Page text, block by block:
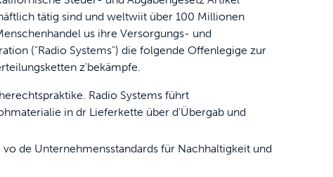
gebaut sind, um zu halten
tätig sind und weltwiit über 100 Millionen
us ihre Versorgungs- und
("Radio Systems") die folgende Offenlegige zur
z'bekämpfe.
Radio Systems führt
in dr Lieferkette über d'Übergab und
de Unternehmensstandards für Nachhaltigkeit und